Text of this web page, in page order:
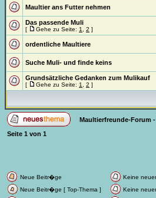
Maultier ans Futter nehmen
Das passende Muli
[ Gehe zu Seite: 1 2 ]
ordentliche Maultiere
Suche Muli- und finde keins
Grundsätzliche Gedanken zum Mulikauf
[ Gehe zu Seite: 1 2 ]
Maultierfreunde-Forum
Seite 1 von 1
Neue Beitr�ge Keine
Neue Beitr�ge [ Top-Thema ]
Keine